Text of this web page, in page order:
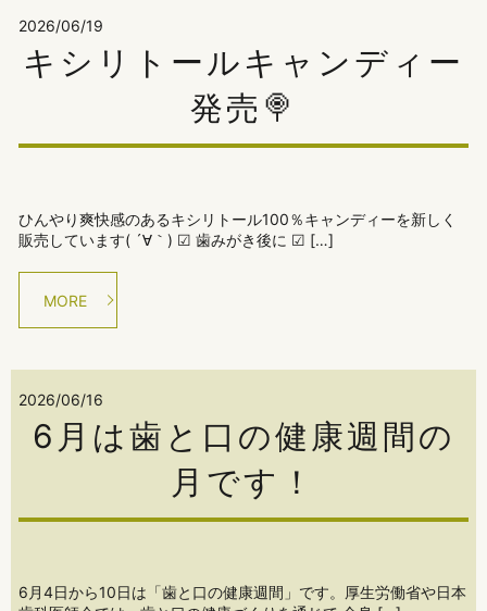
2026/06/19
キシリトールキャンディー
発売🍭
ひんやり爽快感のあるキシリトール100％キャンディーを新しく
販売しています( ´∀｀) ☑ 歯みがき後に ☑ […]
MORE
2026/06/16
6月は歯と口の健康週間の
月です！
6月4日から10日は「歯と口の健康週間」です。厚生労働省や日本